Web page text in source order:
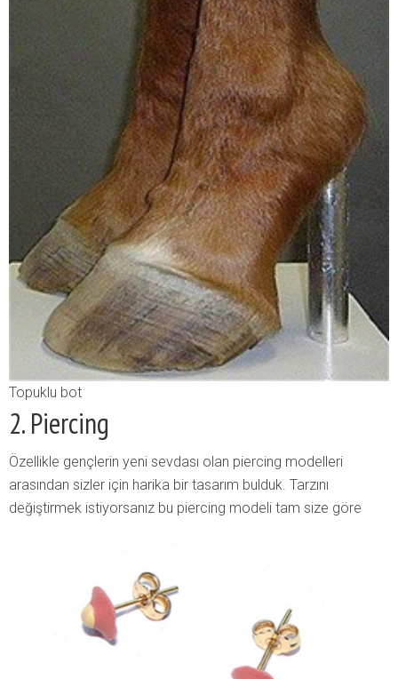
Topuklu bot
2. Piercing
Özellikle gençlerin yeni sevdası olan piercing modelleri
arasından sizler için harika bir tasarım bulduk. Tarzını
değiştirmek istiyorsanız bu piercing modeli tam size göre